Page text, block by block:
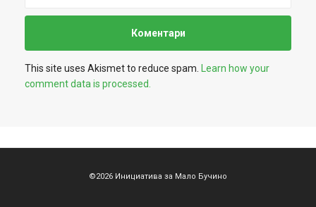
This site uses Akismet to reduce spam.
Learn how your
comment data is processed.
©2026 Инициатива за Мало Бучино